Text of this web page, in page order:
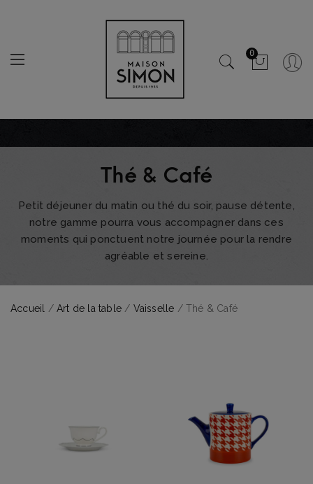
0
Thé & Café
Petit déjeuner du matin ou thé du soir, pause détente,
notre gamme pourra vous accompagner dans ces
moments qui ponctuent notre journée pour la rendre
agréable et sereine.
Accueil /Art de la table / Vaisselle / Thé & Café